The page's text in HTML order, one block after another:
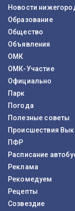
Новости
Образование
Общество
Объявления
ОМК
ОМК-Участие
Официально
Парк
Погода
Полезные советы
Происшествия
ПФР
Расписание
Реклама
Рекомедуем
Рецепты
Созвездие